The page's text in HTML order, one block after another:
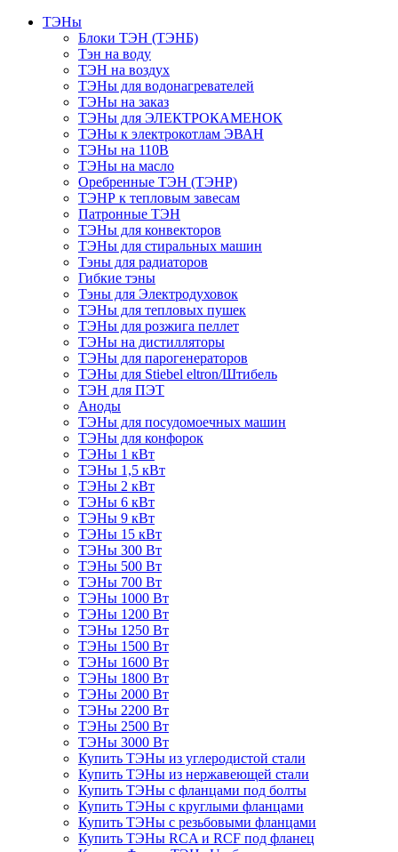
ТЭНы
Блоки ТЭН (ТЭНБ)
Тэн на воду
ТЭН на воздух
ТЭНы для водонагревателей
ТЭНы на заказ
ТЭНы для ЭЛЕКТРОКАМЕНОК
ТЭНы к электрокотлам ЭВАН
ТЭНы на 110В
ТЭНы на масло
Оребренные ТЭН (ТЭНР)
ТЭНР к тепловым завесам
Патронные ТЭН
ТЭНы для конвекторов
ТЭНы для стиральных машин
Тэны для радиаторов
Гибкие тэны
Тэны для Электродуховок
ТЭНы для тепловых пушек
ТЭНы для розжига пеллет
ТЭНы на дистилляторы
ТЭНы для парогенераторов
ТЭНы для Stiebel eltron/Штибель
ТЭН для ПЭТ
Аноды
ТЭНы для посудомоечных машин
ТЭНы для конфорок
ТЭНы 1 кВт
ТЭНы 1,5 кВт
ТЭНы 2 кВт
ТЭНы 6 кВт
ТЭНы 9 кВт
ТЭНы 15 кВт
ТЭНы 300 Вт
ТЭНы 500 Вт
ТЭНы 700 Вт
ТЭНы 1000 Вт
ТЭНы 1200 Вт
ТЭНы 1250 Вт
ТЭНы 1500 Вт
ТЭНы 1600 Вт
ТЭНы 1800 Вт
ТЭНы 2000 Вт
ТЭНы 2200 Вт
ТЭНы 2500 Вт
ТЭНы 3000 Вт
Купить ТЭНы из углеродистой стали
Купить ТЭНы из нержавеющей стали
Купить ТЭНы с фланцами под болты
Купить ТЭНы с круглыми фланцами
Купить ТЭНы с резьбовыми фланцами
Купить ТЭНы RCA и RCF под фланец